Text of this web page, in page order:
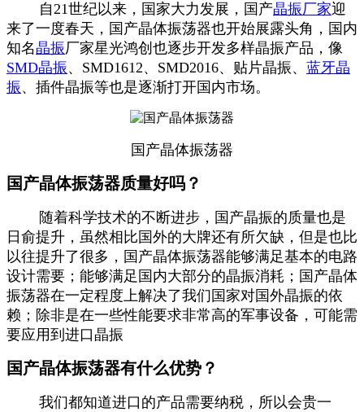
自21世纪以来，国家大力发展，国产晶振厂家迎
来了一度春天，国产晶体振荡器也开始展露头角，国内
知名晶振厂家星光鸿创也逐步开发多样晶振产品，像
SMD晶振、SMD1612、SMD2016、贴片晶振、 蓝牙晶
振、插件晶振等也是逐渐打开国内市场。
国产晶体振荡器
国产晶体振荡器质量好吗？
随着科学技术的不断进步，国产晶振的质量也是
日俞提升，虽然相比国外的大牌还有所欠缺，但是也比
以往提升了很多，国产晶体振荡器能够满足基本的电路
设计需要；能够满足国内大部分的晶振消耗；国产晶体
振荡器在一定程度上解决了我们国家对国外晶振的依
赖；除非是在一些性能要求非常高的军事设备，可能需
要应用到进口晶振
国产晶体振荡器有什么优势？
我们都知道进口的产品需要纳税，所以会贵一